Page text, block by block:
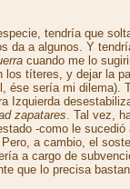
tendría que
da a algunos. Y
cuando me lo
los títeres, y dejar la
ése sería mi dilema).
Izquierda
zapatares. Tal vez,
-como le sucedió
a cambio, el
a cargo de
que lo precisa